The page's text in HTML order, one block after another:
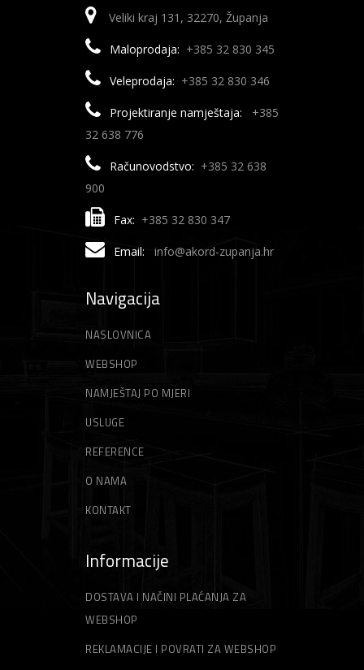
Veliki kraj 131, 32270, Županja
Maloprodaja: +385 32 830 345
Veleprodaja: +385 32 830 346
Projektiranje namještaja:
+385
32 638 776
Računovodstvo: +385 32 638
900
Fax: +385 32 830 347
Email: info@akord-zupanja.hr
Navigacija
NASLOVNICA
WEBSHOP
NAMJEŠTAJ PO MJERI
USLUGE
REFERENCE
O NAMA
KONTAKT
Informacije
DOSTAVA I NAČINI PLAĆANJA ZA
WEBSHOP
REKLAMACIJE I POVRATI ZA WEBSHOP